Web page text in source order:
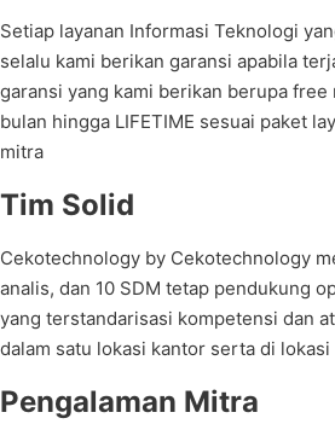
Setiap layanan Informasi Teknologi
selalu kami berikan garansi apabila
garansi yang kami berikan berupa free
bulan hingga LIFETIME sesuai paket
mitra
Tim Solid
Cekotechnology by Cekotechnology
analis, dan 10 SDM tetap pendukung
yang terstandarisasi kompetensi dan
dalam satu lokasi kantor serta di
Pengalaman Mitra